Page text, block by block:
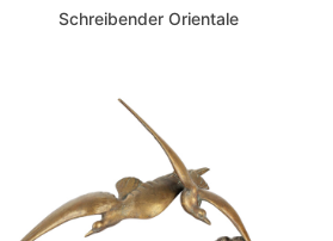
Schreibender Orientale